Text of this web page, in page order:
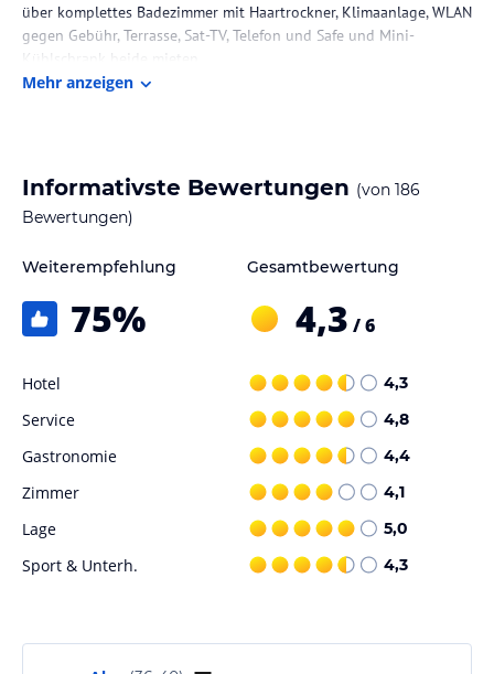
über komplettes Badezimmer mit Haartrockner, Klimaanlage, WLAN
gegen Gebühr, Terrasse, Sat-TV, Telefon und Safe und Mini-
Kühlschrank beide mieten.
jeweiligen Veranstalters.
Mehr anzeigen
Informativste Bewertungen (von 186
Bewertungen)
Weiterempfehlung
75%
Gesamtbewertung
4,3 / 6
Hotel 4,3
Service 4,8
Gastronomie 4,4
Zimmer 4,1
Lage 5,0
Sport & Unterh. 4,3